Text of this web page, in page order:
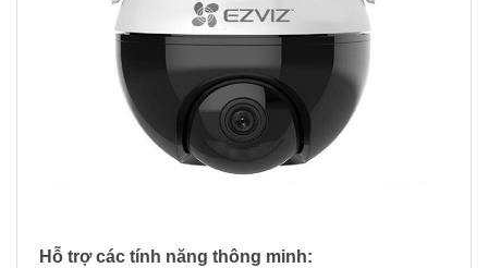
Hỗ trợ các tính năng thông minh: